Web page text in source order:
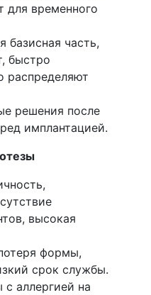
для временного
базисная часть,
быстро
распределяют
решения после
имплантацией.
высокая
формы,
срок службы.
аллергией на